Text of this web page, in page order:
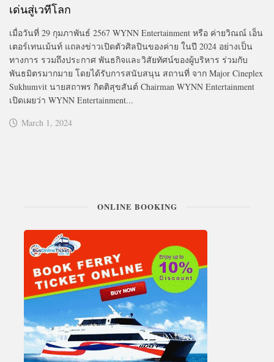
เด่นสู่เวทีโลก
เมื่อวันที่ 29 กุมภาพันธ์ 2567 WYNN Entertainment หรือ ค่ายวิณณ์ เอ็น
เตอร์เทนเม้นท์ แถลงข่าวเปิดตัวศิลปินของค่าย ในปี 2024 อย่างเป็น
ทางการ รวมถึงประกาศ พันธกิจและวิสัยทัศน์ของผู้บริหาร ร่วมกับ
พันธมิตรมากมาย โดยได้รับการสนับสนุน สถานที่ จาก Major Cineplex
Sukhumvit นายสถาพร กิตติสุขสันต์ Chairman WYNN Entertainment
เปิดเผยว่า WYNN Entertainment...
March 1, 2024
ONLINE BOOKING